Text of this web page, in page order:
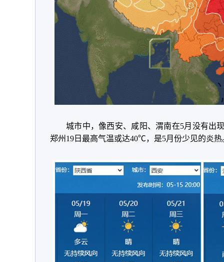
城市中，像西安、咸阳、渭南在5月没有出
郑州19日最高气温或达40℃，是5月份少见的炎热